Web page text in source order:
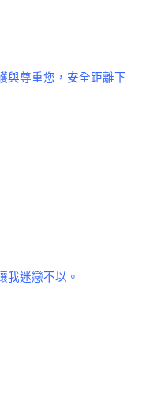
與尊重您，安全距離下
我迷戀不以。